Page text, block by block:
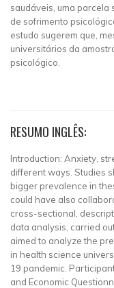
saudáveis, uma
de sofrimento
estudo sugerem que,
universitários da
psicológico.
RESUMO INGLÊS:
Introduction: Anxiety,
different ways. Studies
bigger prevalence in
could have also
cross-sectional,
data analysis, carried
aimed to analyze the
in health science
19 pandemic.
and Economic